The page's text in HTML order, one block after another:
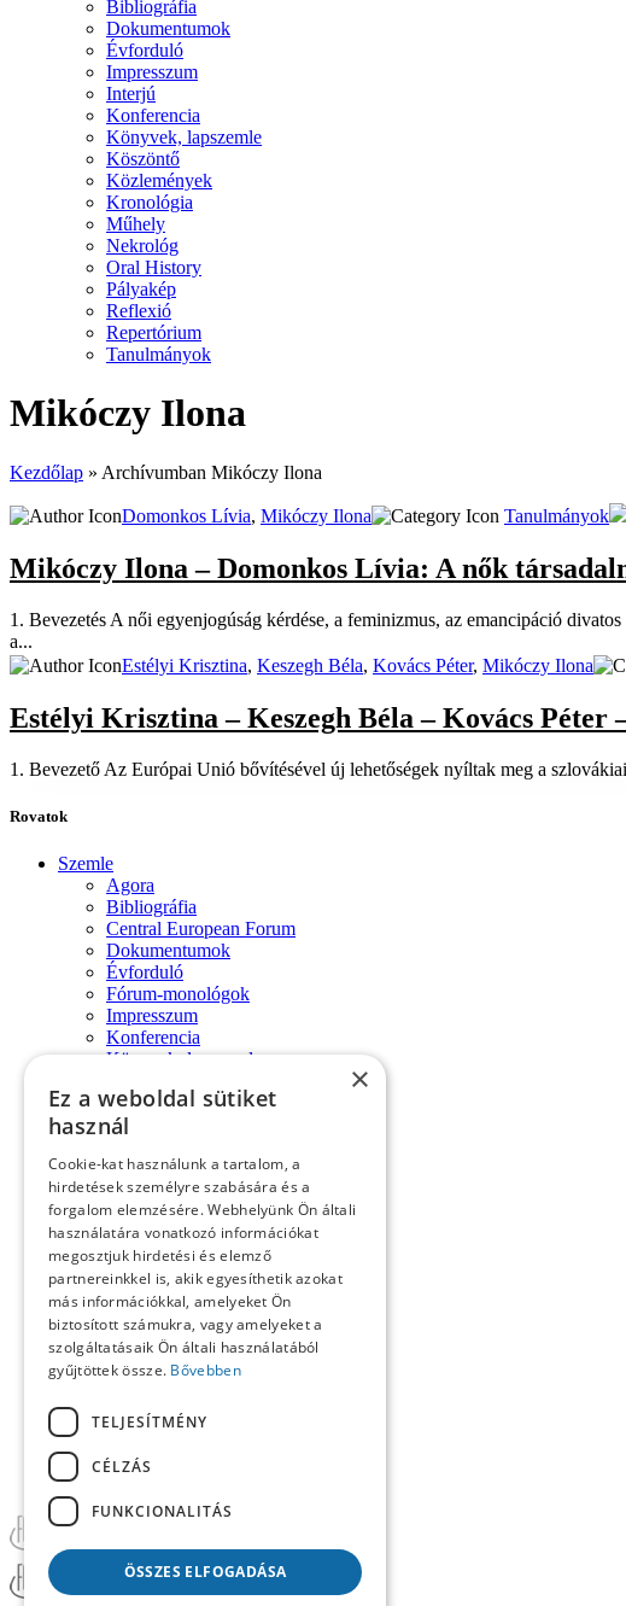
Bibliográfia
Dokumentumok
Évforduló
Impresszum
Interjú
Konferencia
Könyvek, lapszemle
Köszöntő
Közlemények
Kronológia
Műhely
Nekrológ
Oral History
Pályakép
Reflexió
Repertórium
Tanulmányok
Mikóczy Ilona
Kezdőlap » Archívumban Mikóczy Ilona
Domonkos Lívia, Mikóczy Ilona Tanulmányok
Mikóczy Ilona – Domonkos Lívia: A nők
1. Be­ve­ze­tés A női egyen­jo­gú­ság kér­dé­se, a fe­mi­niz­mus, az eman­ci­pá­ció
a...
Estélyi Krisztina, Keszegh Béla, Kovács Péter, Mikóczy Ilona
Estélyi Krisztina – Keszegh Béla – Kovács
1. Be­ve­ze­tő Az Eu­ró­pai Unió bő­ví­té­sé­vel új le­he­tő­sé­gek nyíl­tak meg a
Rovatok
Szemle
Agora
Bibliográfia
Central European Forum
Dokumentumok
Évforduló
Fórum-monológok
Impresszum
Konferencia
Könyvek, lapszemle
Köszöntő
Közlemények
Lapszemle
Műhely
Nekrológ
Oral History
Pályakép
Reflexió
Repertórium
Resumé
Summary
Számunk szerzői
Uncategorized @hu
×
Ez a weboldal sütiket
használ
Cookie-kat használunk a tartalom, a
hirdetések személyre szabására és a
forgalom elemzésére. Webhelyünk Ön általi
használatára vonatkozó információkat
megosztjuk hirdetési és elemző
partnereinkkel is, akik egyesíthetik azokat
más információkkal, amelyeket Ön
biztosított számukra, vagy amelyeket a
szolgáltatásaik Ön általi használatából
gyűjtöttek össze. Bővebben
TELJESÍTMÉNY
CÉLZÁS
FUNKCIONALITÁS
ÖSSZES ELFOGADÁSA